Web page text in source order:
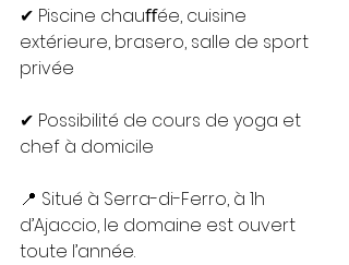
✔ Piscine chauﬀée, cuisine
extérieure, brasero, salle de sport
privée
✔ Possibilité de cours de yoga et
chef à domicile
📍 Situé à Serra-di-Ferro, à 1h
d’Ajaccio, le domaine est ouvert
toute l’année.